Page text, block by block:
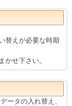
替えが必要な時期
かせ下さい。
ータの入れ替え、